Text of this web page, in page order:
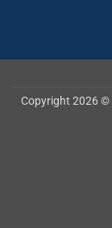
Copyright 2026 ©